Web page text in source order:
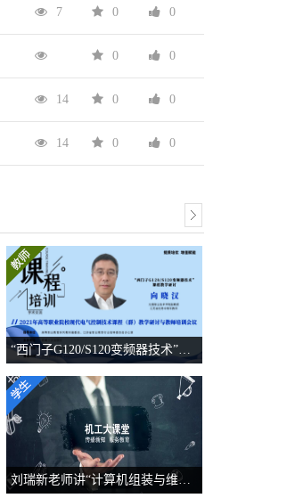
7 0 0
0 0
14 0 0
14 0 0
“西门子G120/S120变频器技术”课程教学研讨
刘瑞新老师讲“计算机组装与维护教程”